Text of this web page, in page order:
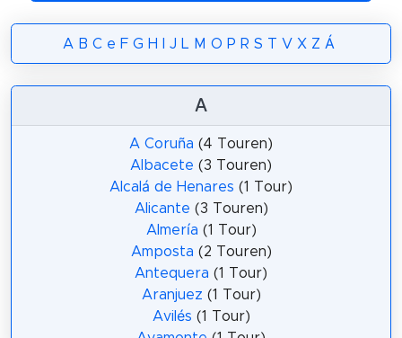
A B C e F G H J L M O P R S T V X Z Á
A
A Coruña (4 Touren)
Albacete (3 Touren)
Alcalá de Henares (1 Tour)
Alicante (3 Touren)
Almería (1 Tour)
Amposta (2 Touren)
Antequera (1 Tour)
Aranjuez (1 Tour)
Avilés (1 Tour)